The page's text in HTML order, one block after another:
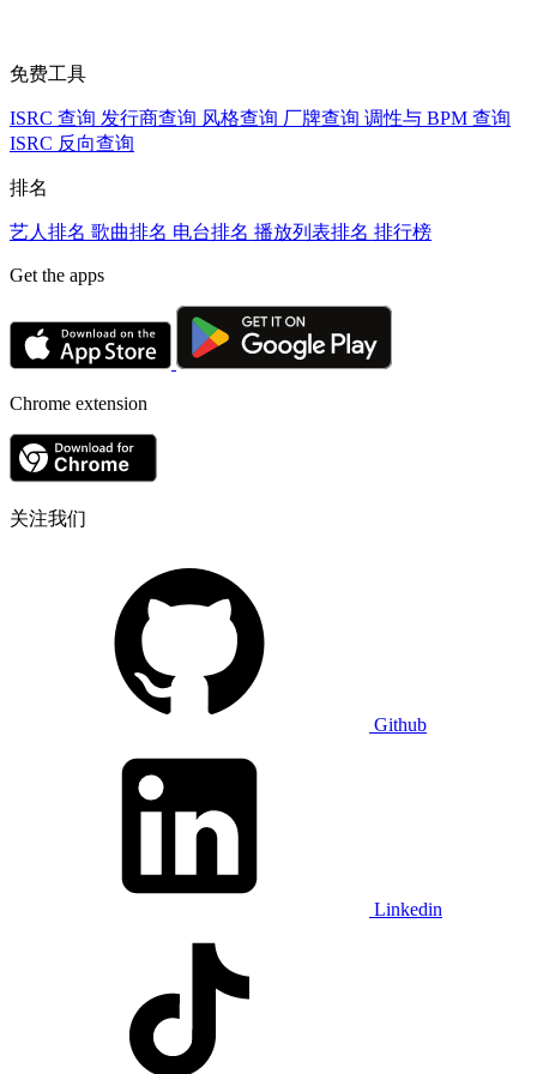
免费工具
ISRC 查询 发行商查询 风格查询 厂牌查询 调性与 BPM 查询
ISRC 反向查询
排名
艺人排名 歌曲排名 电台排名 播放列表排名 排行榜
Get the apps
Chrome extension
关注我们
Github
Linkedin